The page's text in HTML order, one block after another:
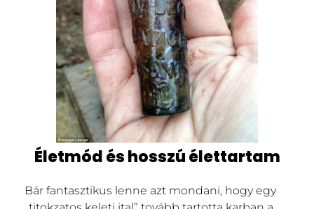
Életmód és hosszú élettartam
Bár fantasztikus lenne azt mondani, hogy egy